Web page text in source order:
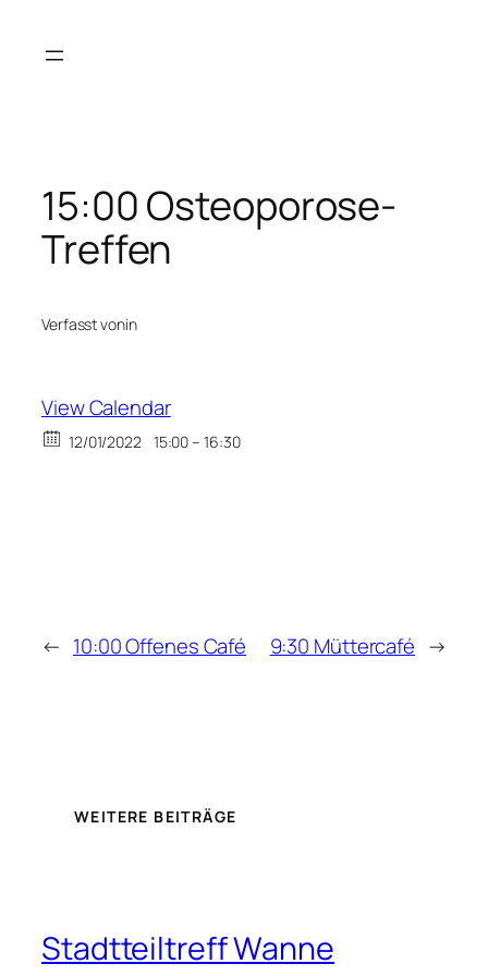
Inhalt
15:00 Osteoporose-
Treffen
Verfasst vonin
View Calendar
12/01/2022 15:00 – 16:30
← 10:00 Offenes Café 9:30 Müttercafé →
WEITERE BEITRÄGE
Stadtteiltreff Wanne